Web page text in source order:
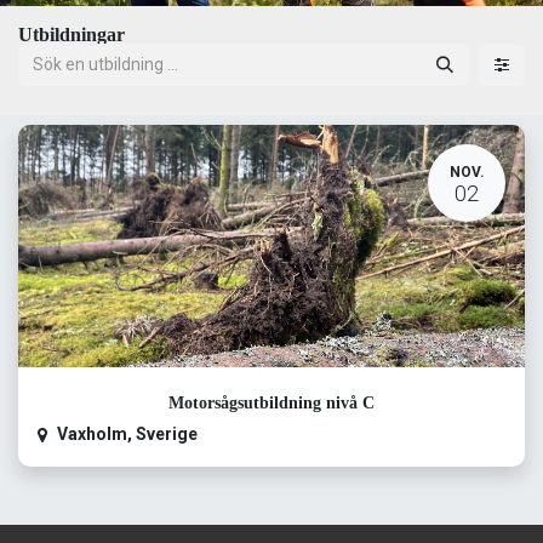
Utbildningar
NOV.
02
Motorsågsutbildning nivå C
Vaxholm, Sverige